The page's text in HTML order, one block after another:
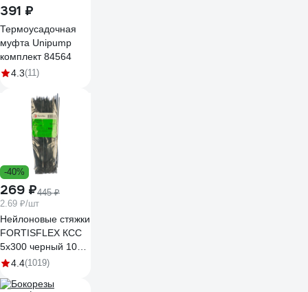
391 ₽
Термоусадочная
муфта Unipump
комплект 84564
4.3(11)
-40%
269 ₽445 ₽
2.69 ₽/шт
Нейлоновые стяжки
FORTISFLEX КСС
5х300 черный 100
штук 49417
4.4(1019)